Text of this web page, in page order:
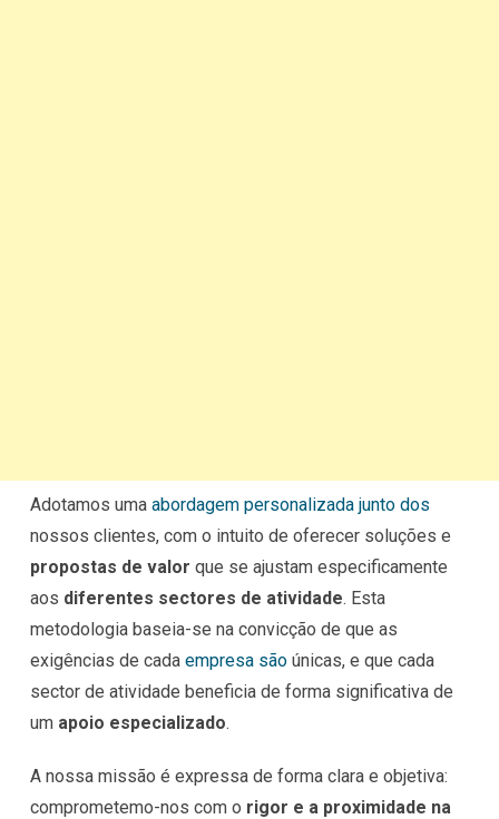
Adotamos uma abordagem personalizada junto dos
nossos clientes, com o intuito de oferecer soluções e
propostas de valor que se ajustam especificamente
aos diferentes sectores de atividade. Esta
metodologia baseia-se na convicção de que as
exigências de cada empresa são únicas, e que cada
sector de atividade beneficia de forma significativa de
um apoio especializado.
A nossa missão é expressa de forma clara e objetiva:
comprometemo-nos com o rigor e a proximidade na